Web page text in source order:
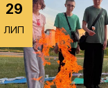
29
ЛИП